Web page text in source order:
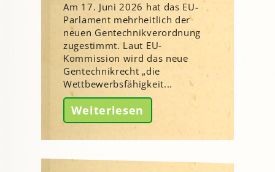
Am 17. Juni 2026 hat das EU-
Parlament mehrheitlich der
neuen Gentechnikverordnung
zugestimmt. Laut EU-
Kommission wird das neue
Gentechnikrecht „die
Wettbewerbsfähigkeit...
Weiterlesen